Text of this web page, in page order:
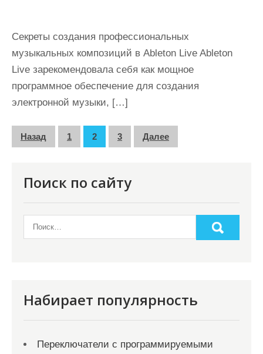
Секреты создания профессиональных
музыкальных композиций в Ableton Live Ableton
Live зарекомендовала себя как мощное
программное обеспечение для создания
электронной музыки, […]
ПНазад 1 2 3 Далее
Поиск по сайту
Набирает популярность
Переключатели с программируемыми